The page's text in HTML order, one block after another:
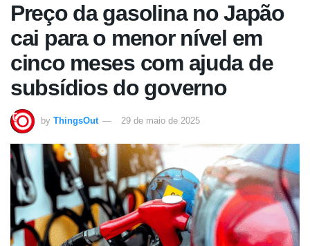
Preço da gasolina no Japão
cai para o menor nível em
cinco meses com ajuda de
subsídios do governo
by ThingsOut 29 de maio de 2025